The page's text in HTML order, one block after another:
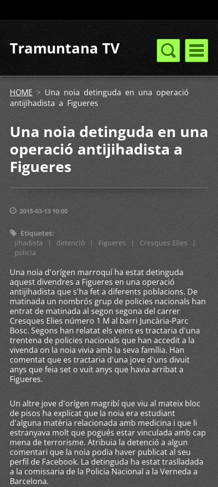
Tramuntana TV
HOME > Una noia detinguda en una operació
antijihadista a Figueres
Una noia detinguda en una
operació antijihadista a
Figueres
2015-03-13 10:00
Etiquetes:
jihadista | detenció | Figueres | Cresques Elies
|
policia
Una noia d'orígen marroquí ha estat detinguda
aquest divendres a Figueres en una operació
antijihadista que s'ha fet a diferents poblacions. De
matinada un nombrós grup de policies nacionals han
entrat de matinada al segon segona del carrer
Cresques Elies número 1 M al barri Juncària-Parc
Bosc. Segons han relatat els veïns es tractaria d'una
trentena de policies nacionals que han accedit a la
vivenda on la noia vivia amb la seva família. Han
comentat que es tractaria d'una jove d'uns divuit
anys que feia set o vuit anys que havia arribat a
Figueres.
Un altre jove d'orígen magribí que viu al mateix bloc
de pisos ha explicat que la noia era estudiant
d'alguna matèria relacionada amb medicina i que li
estranyava molt que pogués estar vinculada amb cap
mena de terrorisme. Atribuia la detenció a algun
comentari que la noia podia haver publicat al seu
perfil de Facebook. La detinguda ha estat traslladada
a la comissaria de la Policia Nacional a la Verneda a
Barcelona.